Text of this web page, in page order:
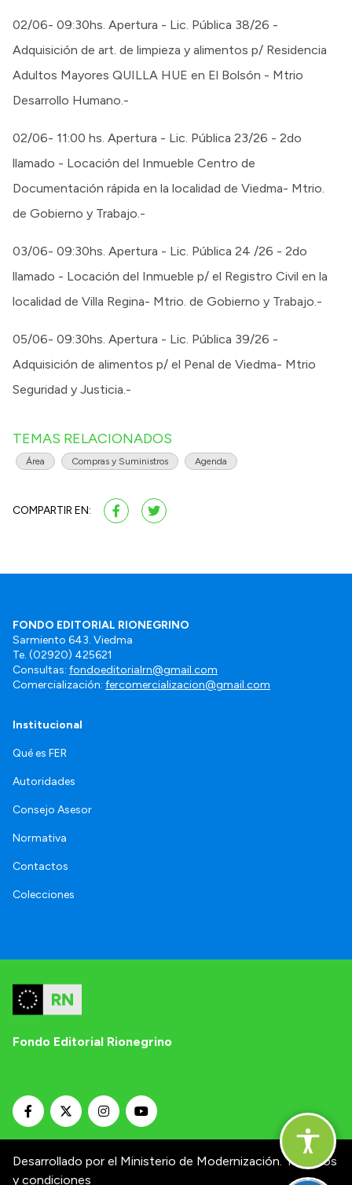
02/06- 09:30hs. Apertura - Lic. Pública 38/26 -
Adquisición de art. de limpieza y alimentos p/ Residencia
Adultos Mayores QUILLA HUE en El Bolsón - Mtrio
Desarrollo Humano.-
02/06- 11:00 hs. Apertura - Lic. Pública 23/26 - 2do
llamado - Locación del Inmueble Centro de
Documentación rápida en la localidad de Viedma- Mtrio.
de Gobierno y Trabajo.-
03/06- 09:30hs. Apertura - Lic. Pública 24 /26 - 2do
llamado - Locación del Inmueble p/ el Registro Civil en la
localidad de Villa Regina- Mtrio. de Gobierno y Trabajo.-
05/06- 09:30hs. Apertura - Lic. Pública 39/26 -
Adquisición de alimentos p/ el Penal de Viedma- Mtrio
Seguridad y Justicia.-
TEMAS RELACIONADOS
Área Compras y Suministros Agenda
COMPARTIR EN:
FONDO EDITORIAL RIONEGRINO
Sarmiento 643. Viedma
Te. (02920) 425621
Consultas: fondoeditorialrn@gmail.com
Comercialización: fercomercializacion@gmail.com
Institucional
Qué es FER
Autoridades
Consejo Asesor
Normativa
Contactos
Colecciones
Fondo Editorial Rionegrino
Desarrollado por el Ministerio de Modernización. Términos
y condiciones